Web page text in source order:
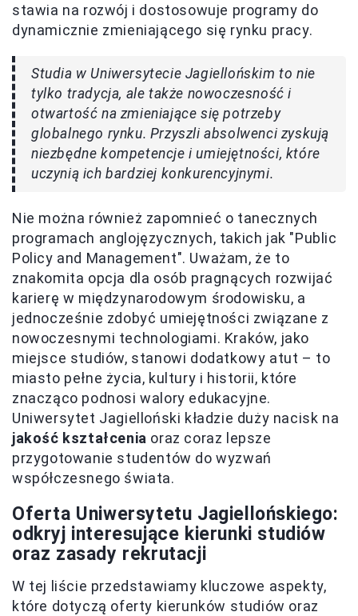
stawia na rozwój i dostosowuje programy do
dynamicznie zmieniającego się rynku pracy.
Studia w Uniwersytecie Jagiellońskim to nie
tylko tradycja, ale także nowoczesność i
otwartość na zmieniające się potrzeby
globalnego rynku. Przyszli absolwenci zyskują
niezbędne kompetencje i umiejętności, które
uczynią ich bardziej konkurencyjnymi.
Nie można również zapomnieć o tanecznych
programach anglojęzycznych, takich jak "Public
Policy and Management". Uważam, że to
znakomita opcja dla osób pragnących rozwijać
karierę w międzynarodowym środowisku, a
jednocześnie zdobyć umiejętności związane z
nowoczesnymi technologiami. Kraków, jako
miejsce studiów, stanowi dodatkowy atut – to
miasto pełne życia, kultury i historii, które
znacząco podnosi walory edukacyjne.
Uniwersytet Jagielloński kładzie duży nacisk na
jakość kształcenia oraz coraz lepsze
przygotowanie studentów do wyzwań
współczesnego świata.
Oferta Uniwersytetu Jagiellońskiego:
odkryj interesujące kierunki studiów
oraz zasady rekrutacji
W tej liście przedstawiamy kluczowe aspekty,
które dotyczą oferty kierunków studiów oraz